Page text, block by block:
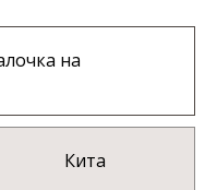
на
Кита